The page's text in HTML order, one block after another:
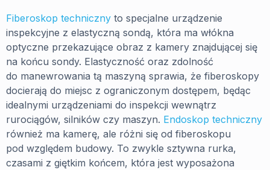
Fiberoskop techniczny to specjalne urządzenie
inspekcyjne z elastyczną sondą, która ma włókna
optyczne przekazujące obraz z kamery znajdującej się
na końcu sondy. Elastyczność oraz zdolność
do manewrowania tą maszyną sprawia, że fiberoskopy
docierają do miejsc z ograniczonym dostępem, będąc
idealnymi urządzeniami do inspekcji wewnątrz
rurociągów, silników czy maszyn. Endoskop techniczny
również ma kamerę, ale różni się od fiberoskopu
pod względem budowy. To zwykle sztywna rurka,
czasami z giętkim końcem, która jest wyposażona